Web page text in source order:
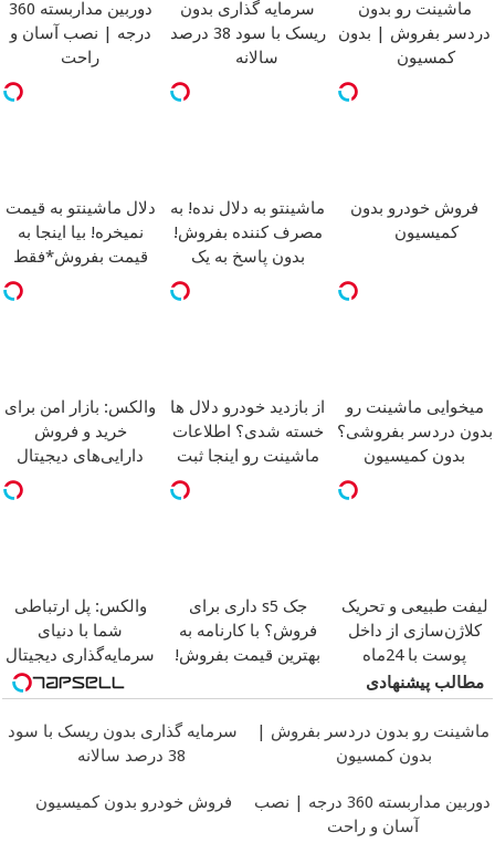
ماشینت رو بدون
دردسر بفروش | بدون
کمسیون
سرمایه گذاری بدون
ریسک با سود 38 درصد
سالانه
دوربین مداربسته 360
درجه | نصب آسان و
راحت
فروش خودرو بدون
کمیسیون
ماشینتو به دلال نده! به
مصرف کننده بفروش!
بدون پاسخ به یک
دلال ماشینتو به قیمت
نمیخره! بیا اینجا به
قیمت بفروش*فقط
میخوایی ماشینت رو
بدون دردسر بفروشی؟
بدون کمیسیون
از بازدید خودرو دلال ها
خسته شدی؟ اطلاعات
ماشینت رو اینجا ثبت
والکس: بازار امن برای
خرید و فروش
دارایی‌های دیجیتال
لیفت طبیعی و تحریک
کلاژن‌سازی از داخل
پوست با 24ماه
ماندگاری
جوان شو
جک s5 داری برای
فروش؟ با کارنامه به
بهترین قیمت بفروش!
والکس: پل ارتباطی
شما با دنیای
سرمایه‌گذاری دیجیتال
مطالب پیشنهادی
ماشینت رو بدون دردسر بفروش |
بدون کمسیون
سرمایه گذاری بدون ریسک با سود
38 درصد سالانه
دوربین مداربسته 360 درجه | نصب
آسان و راحت
فروش خودرو بدون کمیسیون